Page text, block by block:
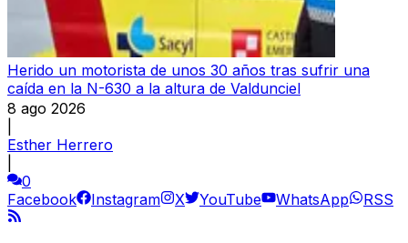
Herido un motorista de unos 30 años tras sufrir una
caída en la N-630 a la altura de Valdunciel
8 ago 2026
Esther Herrero
0
Facebook
Instagram X YouTube WhatsApp RSS